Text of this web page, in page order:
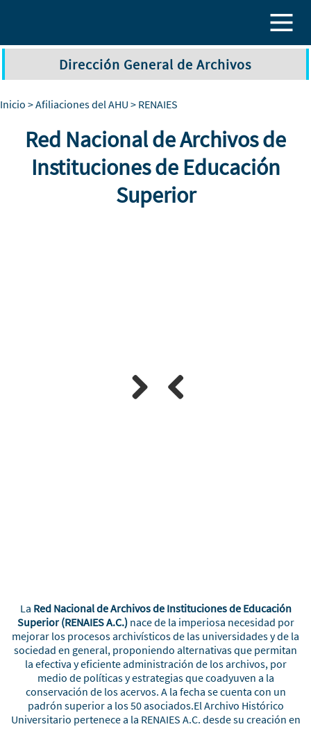
Dirección General de Archivos
Inicio >Afiliaciones del AHU > RENAIES
Red Nacional de Archivos de
Instituciones de Educación
Superior
La Red Nacional de Archivos de Instituciones de Educación
Superior (RENAIES A.C.) nace de la imperiosa necesidad por
mejorar los procesos archivísticos de las universidades y de la
sociedad en general, proponiendo alternativas que permitan
la efectiva y eficiente administración de los archivos, por
medio de políticas y estrategias que coadyuven a la
conservación de los acervos. A la fecha se cuenta con un
padrón superior a los 50 asociados.El Archivo Histórico
Universitario pertenece a la RENAIES A.C. desde su creación en